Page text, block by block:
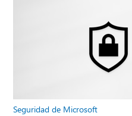
Seguridad de Microsoft